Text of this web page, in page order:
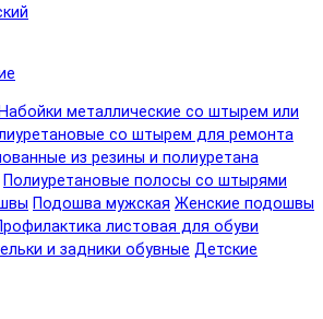
металлические со штырем или
со штырем для ремонта
из резины и полиуретана
Полиуретановые полосы со штырями
Подошва мужская Женские подошвы
листовая для обуви
и задники обувные Детские